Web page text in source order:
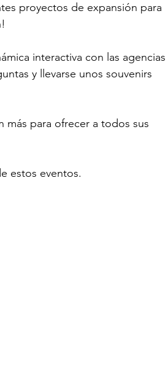
proyectos de expansión para
interactiva con las agencias
y llevarse unos souvenirs
más para ofrecer a todos sus
estos eventos.